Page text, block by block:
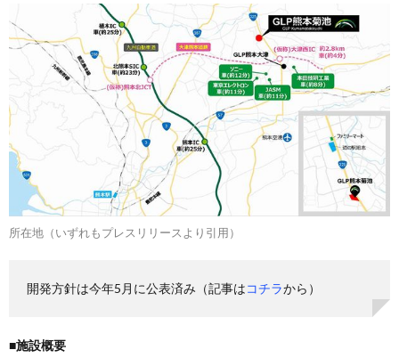
所在地（いずれもプレスリリースより引用）
開発方針は今年5月に公表済み（記事はコチラから）
■施設概要